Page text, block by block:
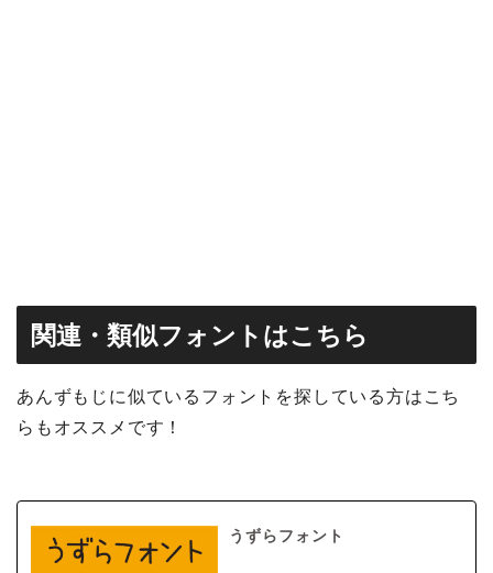
関連・類似フォントはこちら
あんずもじに似ているフォントを探している方はこち
らもオススメです！
うずらフォント